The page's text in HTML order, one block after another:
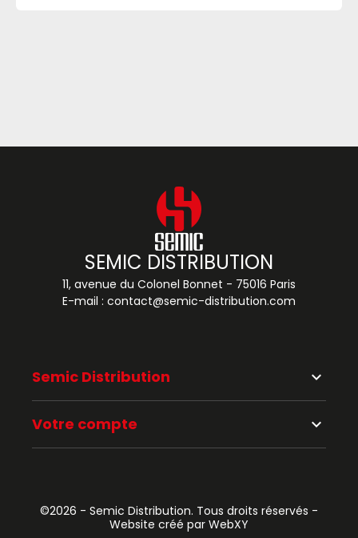
Semic Distribution keyboard_arrow_down
Votre compte keyboard_arrow_down
SEMIC DISTRIBUTION
11, avenue du Colonel Bonnet - 75016 Paris
E-mail : contact@semic-distribution.com
©2026 - Semic Distribution. Tous droits réservés -
Website créé par WebXY